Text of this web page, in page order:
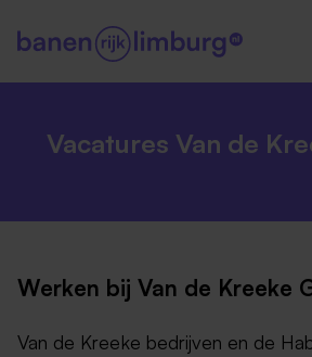
Vacatures Van de
Werken bij Van de Kreeke
Van de Kreeke bedrijven en de